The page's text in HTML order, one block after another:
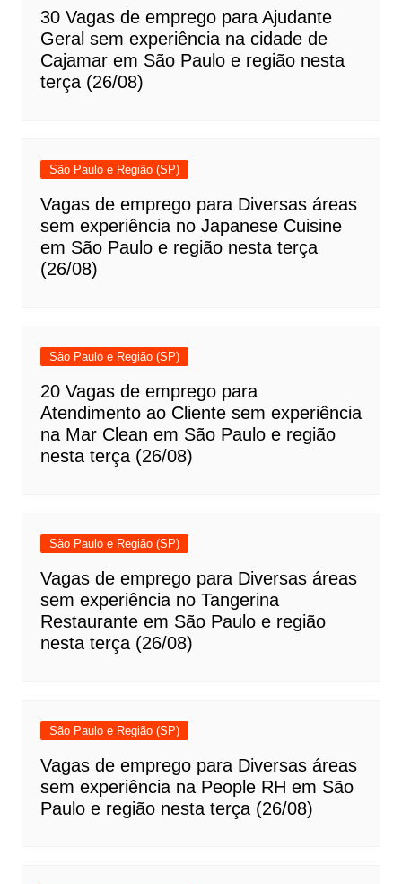
30 Vagas de emprego para Ajudante
Geral sem experiência na cidade de
Cajamar em São Paulo e região nesta
terça (26/08)
São Paulo e Região (SP)
Vagas de emprego para Diversas áreas
sem experiência no Japanese Cuisine
em São Paulo e região nesta terça
(26/08)
São Paulo e Região (SP)
20 Vagas de emprego para
Atendimento ao Cliente sem experiência
na Mar Clean em São Paulo e região
nesta terça (26/08)
São Paulo e Região (SP)
Vagas de emprego para Diversas áreas
sem experiência no Tangerina
Restaurante em São Paulo e região
nesta terça (26/08)
São Paulo e Região (SP)
Vagas de emprego para Diversas áreas
sem experiência na People RH em São
Paulo e região nesta terça (26/08)